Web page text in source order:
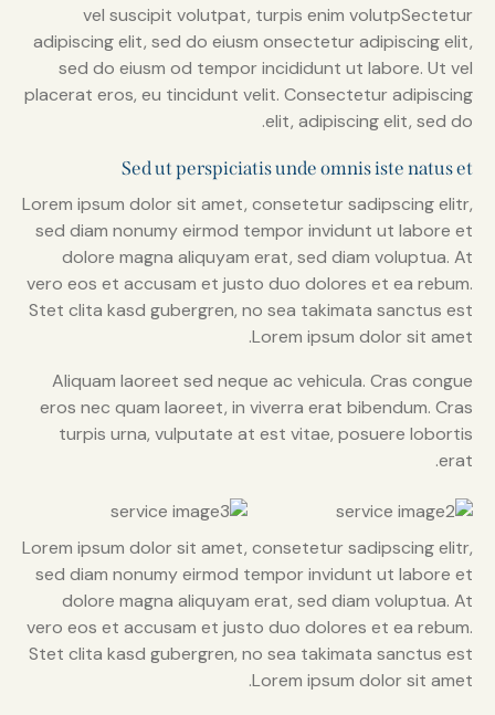
vel suscipit volutpat, turpis enim volutpSectetur
adipiscing elit, sed do eiusm onsectetur adipiscing elit,
sed do eiusm od tempor incididunt ut labore. Ut vel
placerat eros, eu tincidunt velit. Consectetur adipiscing
elit, adipiscing elit, sed do.
Sed ut perspiciatis unde omnis iste natus et
Lorem ipsum dolor sit amet, consetetur sadipscing elitr,
sed diam nonumy eirmod tempor invidunt ut labore et
dolore magna aliquyam erat, sed diam voluptua. At
vero eos et accusam et justo duo dolores et ea rebum.
Stet clita kasd gubergren, no sea takimata sanctus est
Lorem ipsum dolor sit amet.
Aliquam laoreet sed neque ac vehicula. Cras congue
eros nec quam laoreet, in viverra erat bibendum. Cras
turpis urna, vulputate at est vitae, posuere lobortis
erat.
Lorem ipsum dolor sit amet, consetetur sadipscing elitr,
sed diam nonumy eirmod tempor invidunt ut labore et
dolore magna aliquyam erat, sed diam voluptua. At
vero eos et accusam et justo duo dolores et ea rebum.
Stet clita kasd gubergren, no sea takimata sanctus est
Lorem ipsum dolor sit amet.